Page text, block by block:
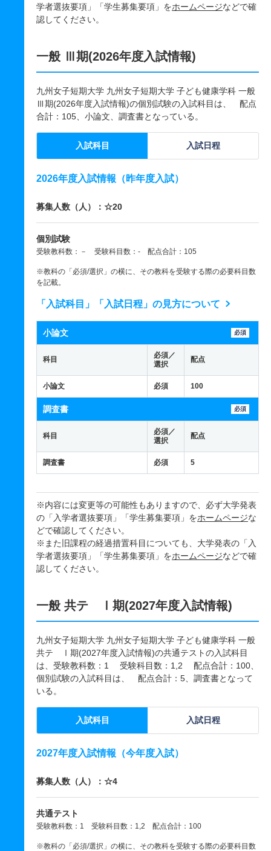
学者選抜要項」「学生募集要項」をホームページなどで確
認してください。
一般 Ⅲ期(2026年度入試情報)
九州女子短期大学 九州女子短期大学 子ども健康学科 一般
Ⅲ期(2026年度入試情報)の個別試験の入試科目は、 配点
合計：105、小論文、調査書となっている。
入試科目 入試日程
2026年度入試情報（昨年度入試）
募集人数（人）：☆20
個別試験
受験教科数：－ 受験科目数：- 配点合計：105
※教科の「必須/選択」の横に、その教科を受験する際の必要科目数
を記載。
「入試科目」「入試日程」の見方について
小論文 必須
科目
必須／
選択
配点
小論文 必須 100
調査書 必須
科目
必須／
選択
配点
調査書 必須 5
※内容には変更等の可能性もありますので、必ず大学発表
の「入学者選抜要項」「学生募集要項」をホームページな
どで確認してください。
※また旧課程の経過措置科目についても、大学発表の「入
学者選抜要項」「学生募集要項」をホームページなどで確
認してください。
一般 共テ Ⅰ期(2027年度入試情報)
九州女子短期大学 九州女子短期大学 子ども健康学科 一般
共テ Ⅰ期(2027年度入試情報)の共通テストの入試科目
は、受験教科数：1 受験科目数：1,2 配点合計：100、
個別試験の入試科目は、 配点合計：5、調査書となって
いる。
入試科目 入試日程
2027年度入試情報（今年度入試）
募集人数（人）：☆4
共通テスト
受験教科数：1 受験科目数：1,2 配点合計：100
※教科の「必須/選択」の横に、その教科を受験する際の必要科目数